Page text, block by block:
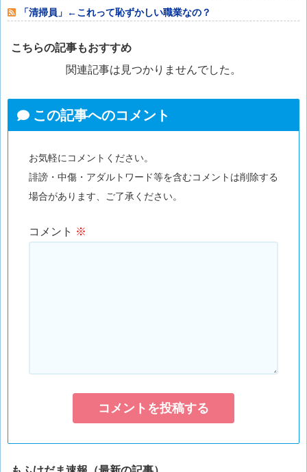
せたろ！」興信
「清掃員」←これって恥ずかしい職業なの？
こちらの記事もおすすめ
関連記事は見つかりませんでした。
この記事へのコメント
お気軽にコメントください。
誹謗・中傷・アダルトワード等を含むコメントは削除する
場合があります、ご了承ください。
コメント ※